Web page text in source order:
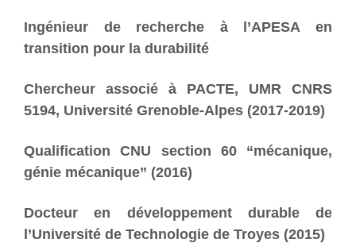
Ingénieur de recherche à l’APESA en
transition pour la durabilité
Chercheur associé à PACTE, UMR CNRS
5194, Université Grenoble-Alpes (2017-2019)
Qualification CNU section 60 “mécanique,
génie mécanique” (2016)
Docteur en développement durable de
l’Université de Technologie de Troyes (2015)